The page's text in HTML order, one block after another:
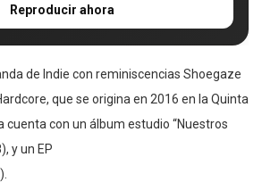
Reproducir ahora
de Indie con reminiscencias Shoegaze
que se origina en 2016 en la Quinta
cuenta con un álbum estudio “Nuestros
y un EP